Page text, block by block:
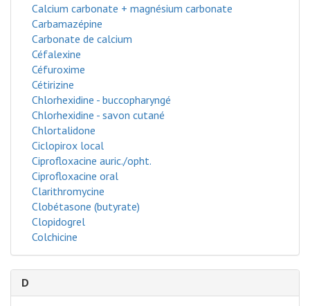
Calcium carbonate + magnésium carbonate
Carbamazépine
Carbonate de calcium
Céfalexine
Céfuroxime
Cétirizine
Chlorhexidine - buccopharyngé
Chlorhexidine - savon cutané
Chlortalidone
Ciclopirox local
Ciprofloxacine auric./opht.
Ciprofloxacine oral
Clarithromycine
Clobétasone (butyrate)
Clopidogrel
Colchicine
D